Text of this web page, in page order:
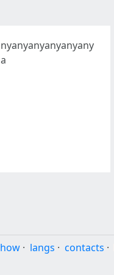
nyanyanyanyanyany
a
how · langs · contacts ·